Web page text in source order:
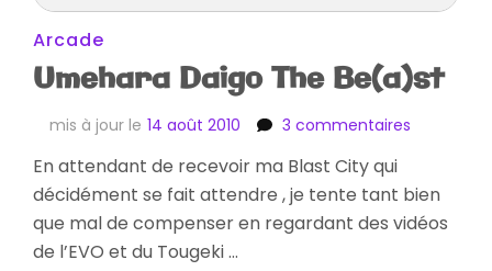
Arcade
Umehara Daigo The Be(a)st
mis à jour le 14 août 2010 3 commentaires
The
Be(a)st
En attendant de recevoir ma Blast City qui
décidément se fait attendre , je tente tant bien
que mal de compenser en regardant des vidéos
de l’EVO et du Tougeki …